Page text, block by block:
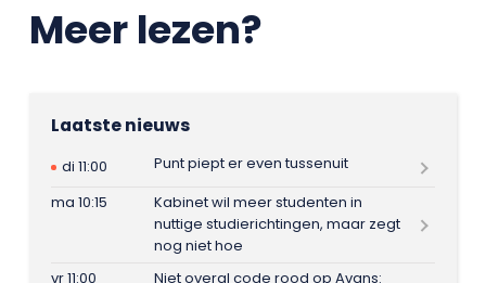
Meer lezen?
Laatste nieuws
di 11:00
Punt piept er even tussenuit
ma 10:15
Kabinet wil meer studenten in
nuttige studierichtingen, maar zegt
nog niet hoe
vr 11:00
Niet overal code rood op Avans: